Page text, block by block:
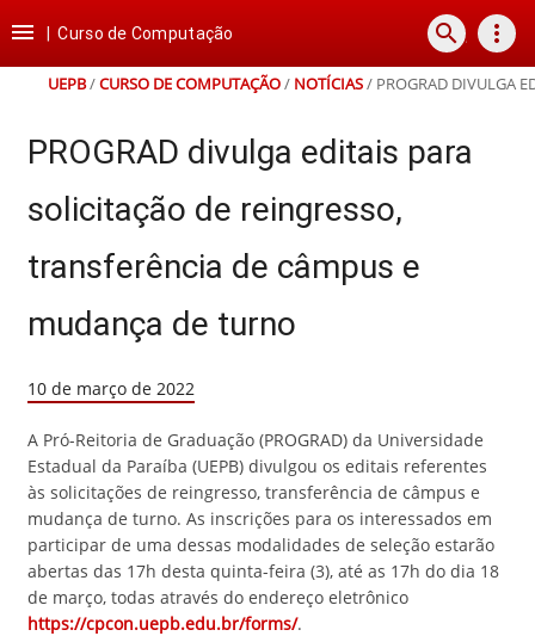
para
conteúdo
para
para
para
rodapé
 |Curso de Computação search more_vert
UEPB/CURSO DE COMPUTAÇÃO/ NOTÍCIAS/ PROGRAD DIVULGA
PROGRAD divulga editais para
solicitação de reingresso,
transferência de câmpus e
mudança de turno
10 de março de 2022
A Pró-Reitoria de Graduação (PROGRAD) da Universidade
Estadual da Paraíba (UEPB) divulgou os editais referentes
às solicitações de reingresso, transferência de câmpus e
mudança de turno. As inscrições para os interessados em
participar de uma dessas modalidades de seleção estarão
abertas das 17h desta quinta-feira (3), até as 17h do dia 18
de março, todas através do endereço eletrônico
https://cpcon.uepb.edu.br/forms/.